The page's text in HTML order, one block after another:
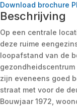
Download brochure
Beschrijving
Op een centrale
deze ruime
loopafstand van de
gezondheidscentrum
zijn eveneens goed
straat met voor de
Bouwjaar 1972,